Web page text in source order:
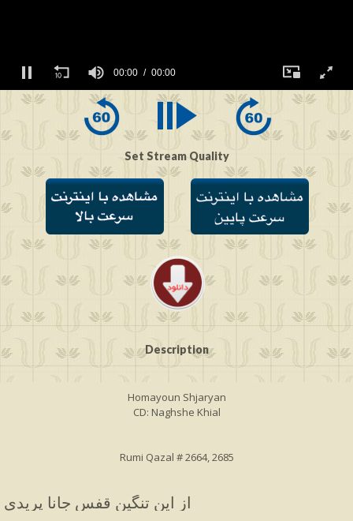
seconds
0
00:00 00:00
Set Stream Quality
Description
Homayoun Shjaryan
CD: Naghshe Khial
Rumi Qazal # 2664, 2685
از این تنگین قفس جانا پریدی